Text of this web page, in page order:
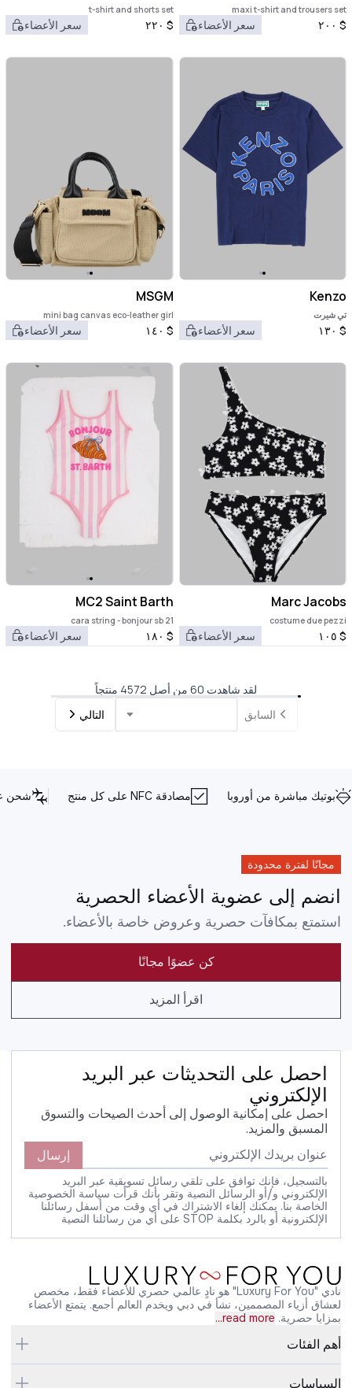
maxi t-shirt and trousers set
$ ٢٠٠ سعر الأعضاء
t-shirt and shorts set
$ ٢٢٠ سعر الأعضاء
Kenzo
تي شيرت
$ ١٣٠ سعر الأعضاء
MSGM
mini bag canvas eco-leather girl
$ ١٤٠ سعر الأعضاء
Marc Jacobs
costume due pezzi
$ ١٠٥ سعر الأعضاء
MC2 Saint Barth
cara string - bonjour sb 21
$ ١٨٠ سعر الأعضاء
لقد شاهدت 60 من أصل 4572 منتجاً
السابق
التالي
بوتيك مباشرة من أوروبا مصادقة NFC على كل منتج شحن
مجانًا لفترة محدودة
انضم إلى عضوية الأعضاء الحصرية
استمتع بمكافآت حصرية وعروض خاصة بالأعضاء.
كن عضوًا مجانًا
اقرأ المزيد
احصل على التحديثات عبر البريد
الإلكتروني
احصل على إمكانية الوصول إلى أحدث الصيحات والتسوق
المسبق والمزيد.
إرسال
بالتسجيل، فإنك توافق على تلقي رسائل تسويقية عبر البريد
الإلكتروني و/أو الرسائل النصية وتقر بأنك قرأت سياسة الخصوصية
الخاصة بنا. يمكنك إلغاء الاشتراك في أي وقت من أسفل رسائلنا
الإلكترونية أو بالرد بكلمة STOP على أي من رسائلنا النصية
نادي "Luxury For You" هو نادٍ عالمي حصري للأعضاء فقط، مخصص
لعشاق أزياء المصممين، نشأ في دبي ويخدم العالم أجمع. يتمتع الأعضاء
بمزايا حصرية. read more...
أهم الفئات
السياسات